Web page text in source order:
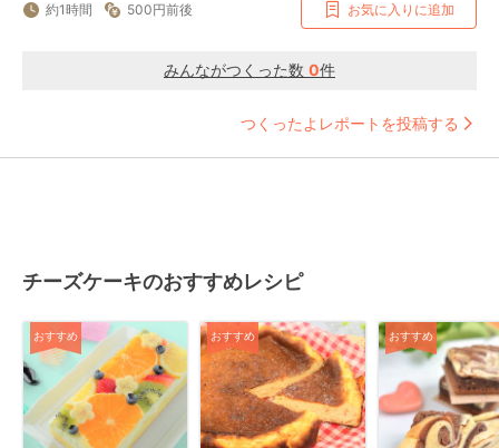
約1時間 500円前後 お気に入りに追加
みんながつくった数 0件
つくったよレポートを投稿する
チーズケーキのおすすめレシピ
おすすめ おすすめ おすすめ